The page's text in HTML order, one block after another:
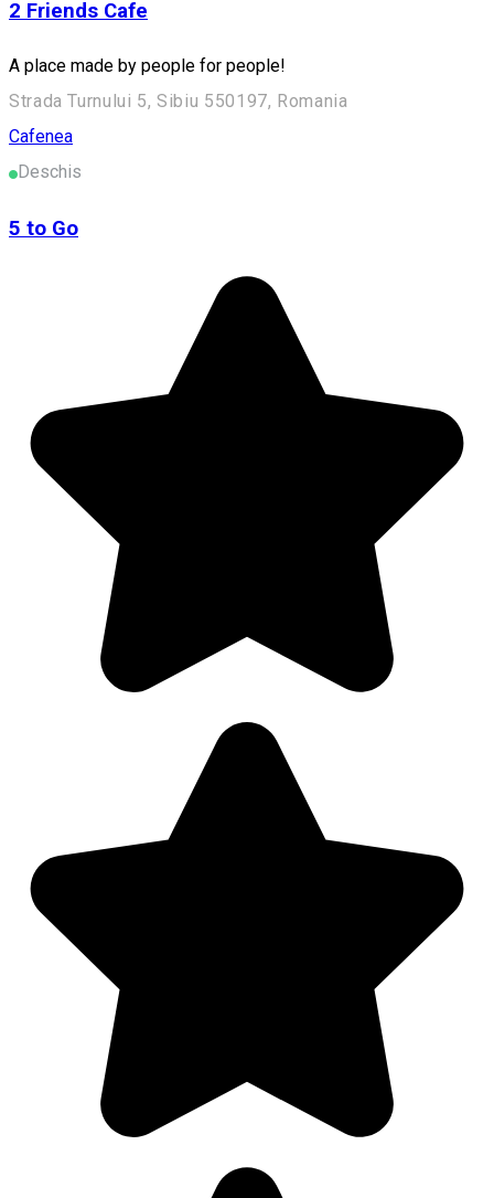
2 Friends Cafe
A place made by people for people!
Strada Turnului 5, Sibiu 550197, Romania
Cafenea
Deschis
5 to Go